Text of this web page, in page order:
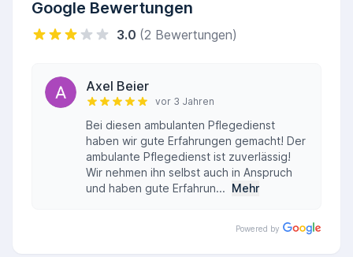
Google Bewertungen
3.0 (2 Bewertungen)
Axel Beier
vor 3 Jahren
Bei diesen ambulanten Pflegedienst
haben wir gute Erfahrungen gemacht! Der
ambulante Pflegedienst ist zuverlässig!
Wir nehmen ihn selbst auch in Anspruch
und haben gute Erfahrun... Mehr
Powered by